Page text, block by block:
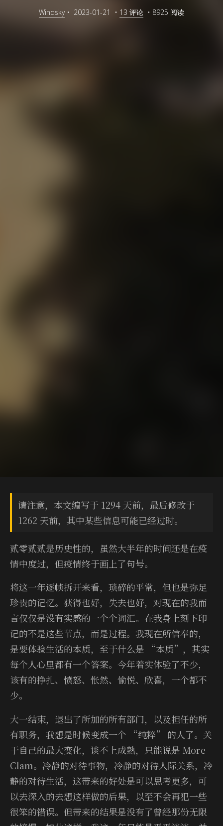
Windsky• 2023-01-21 • 13 评论 • 8925 阅读
请注意，本文编写于 1294 天前，最后修改于
1262 天前，其中某些信息可能已经过时。
贰零贰贰是历史性的，虽然大半年的时间还是在疫
情中度过，但疫情终于画上了句号。
将这一年逐帧拆开来看，琐碎的平常，但也是弥足
珍贵的记忆。获得也好，失去也好，对现在的我而
言仅仅是没有实感的一个个词汇。在我身上刻下印
记的不是这些节点，而是过程。我现在所信奉的，
是要体验生活的本质，至于什么是 “本质”，其实
每个人心里都有一个答案。今年着实体验了不少，
该有的挣扎、愤怒、怅然、愉悦、欣喜，一个都不
少。
大一结束，退出了所加的所有部门，以及担任的所
有职务，我想是时候变成一个 “纯粹” 的人了。关
于自己的最大变化，谈不上成熟，只能说是 More
Clam。冷静的对待事物，冷静的对待人际关系，冷
静的对待生活，这带来的好处是可以思考更多，可
以去深入的去想这样做的后果，以至不会再犯一些
很笨的错误。但带来的结果是没有了曾经那份无限